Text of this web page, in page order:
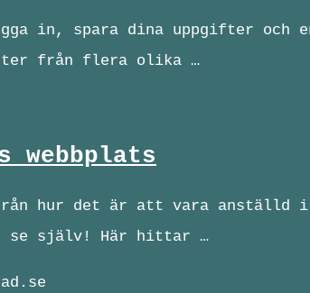
in, spara dina uppgifter
från flera olika …
webbplats
hur det är att vara anställd i
se själv! Här hittar …